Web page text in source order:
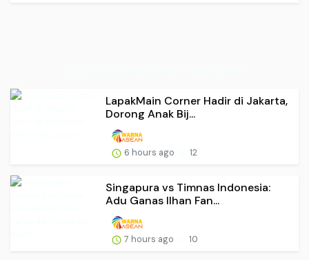
LapakMain Corner Hadir di Jakarta,
Dorong Anak Bij...
6 hours ago 12
Singapura vs Timnas Indonesia:
Adu Ganas Ilhan Fan...
7 hours ago 10